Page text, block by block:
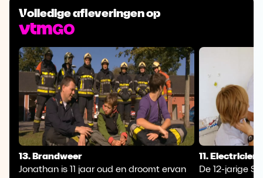
Volledige afleveringen op
13. Brandweer
Jonathan is 11 jaar oud en droomt ervan
11. Electricien
De 12-jarige